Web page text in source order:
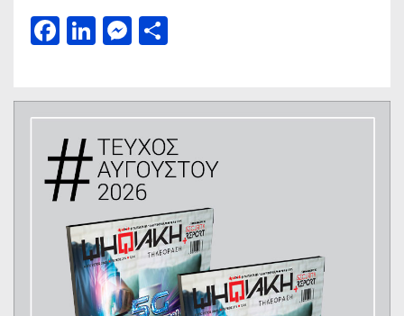
Facebook
LinkedIn
Messenger